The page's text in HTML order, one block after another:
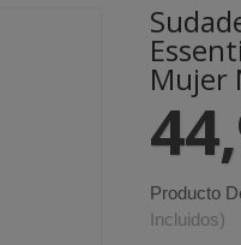
Mujer
Producto
Incluidos)